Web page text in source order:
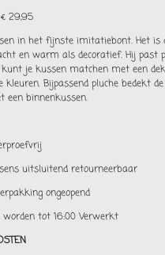
29,95
in het fijnste imitatiebont. Het is
en warm als decoratief. Hij past
je kussen matchen met een
kleuren. Bijpassend pluche bedekt
een binnenkussen.
uitsluitend retourneerbaar
ongeopend
worden tot 16:00 Verwerkt